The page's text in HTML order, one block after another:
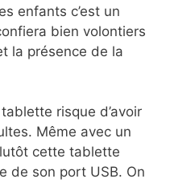
enfants c’est un
bien volontiers
la présence de la
risque d’avoir
Même avec un
cette tablette
de son port USB. On